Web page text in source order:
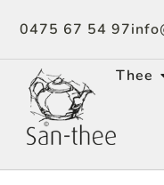
0475 67 54 97
Thee